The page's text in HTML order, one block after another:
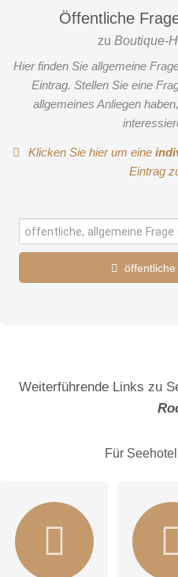
Öffentliche
zu Boutique-
Hier finden Sie allgemeine
Eintrag. Stellen Sie eine
allgemeines Anliegen
Klicken Sie hier um eine
Eintrag
Weiterführende Links zu
Für Seehotel